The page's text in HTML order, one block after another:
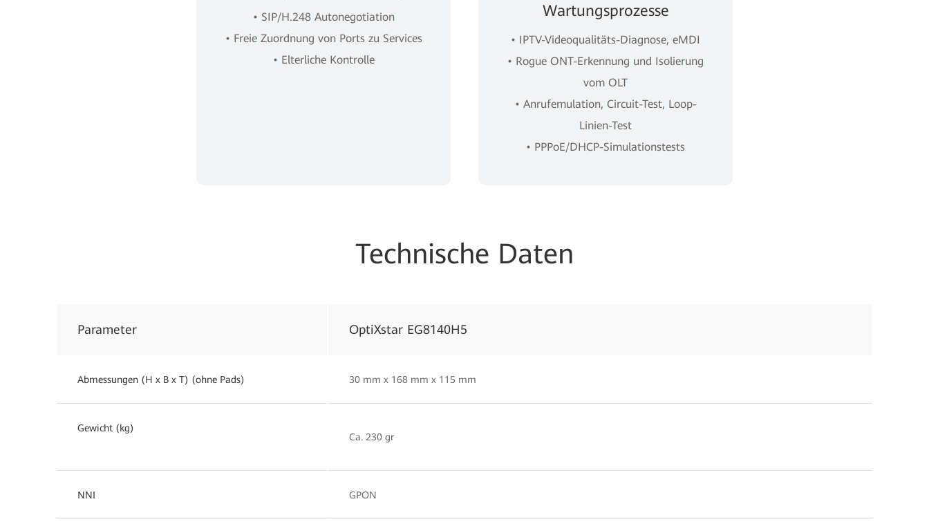
• SIP/H.248 Autonegotiation
• Freie Zuordnung von Ports zu Services
• Elterliche Kontrolle
Wartungsprozesse
• IPTV-Videoqualitäts-Diagnose, eMDI
• Rogue ONT-Erkennung und Isolierung
vom OLT
• Anrufemulation, Circuit-Test, Loop-
Linien-Test
• PPPoE/DHCP-Simulationstests
Technische Daten
Parameter OptiXstar EG8140H5
Abmessungen (H x B x T) (ohne Pads) 30 mm x 168 mm x 115 mm
Gewicht (kg)
Ca. 230 gr
NNI GPON